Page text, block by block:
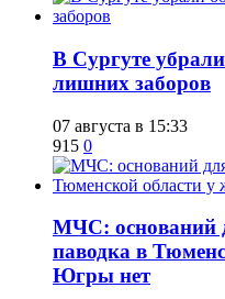
​В Сургуте
лишних заборов
07 августа в 15:33
915 0
​МЧС: оснований
паводка в
Югры нет